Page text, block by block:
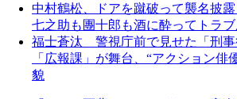
中村鶴松、ドアを蹴破って襲名披
七之助も團十郎も酒に酔ってトラ
福士蒼汰 警視庁前で見せた「刑
「広報課」が舞台、“アクション俳
貌